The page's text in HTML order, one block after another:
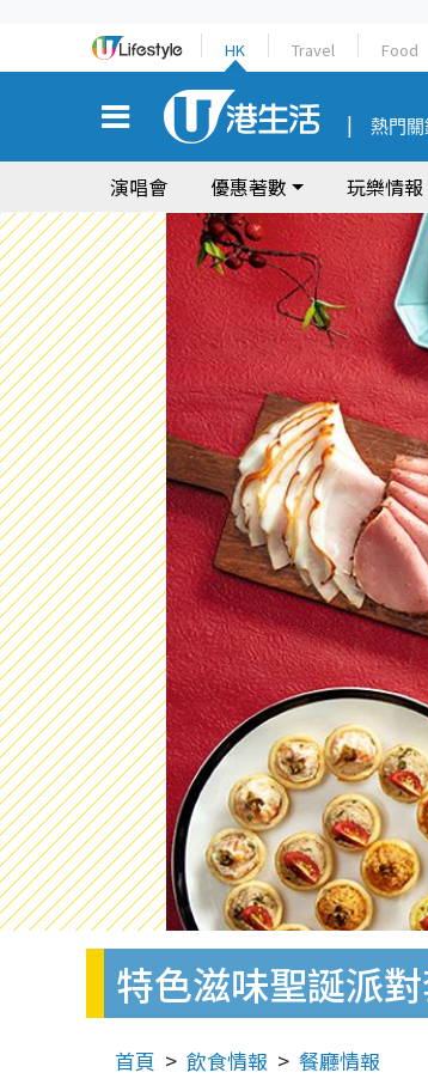
HK Travel Food
熱門關
演唱會 優惠著數 玩樂情報
特色滋味聖誕派
首頁 飲食情報 餐廳情報